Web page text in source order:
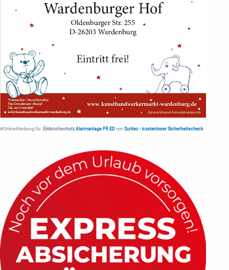
#OnlineWerbung für Einbruchschutz Alarmanlage FR.ED von Suritec • kostenloser Sicherheitscheck